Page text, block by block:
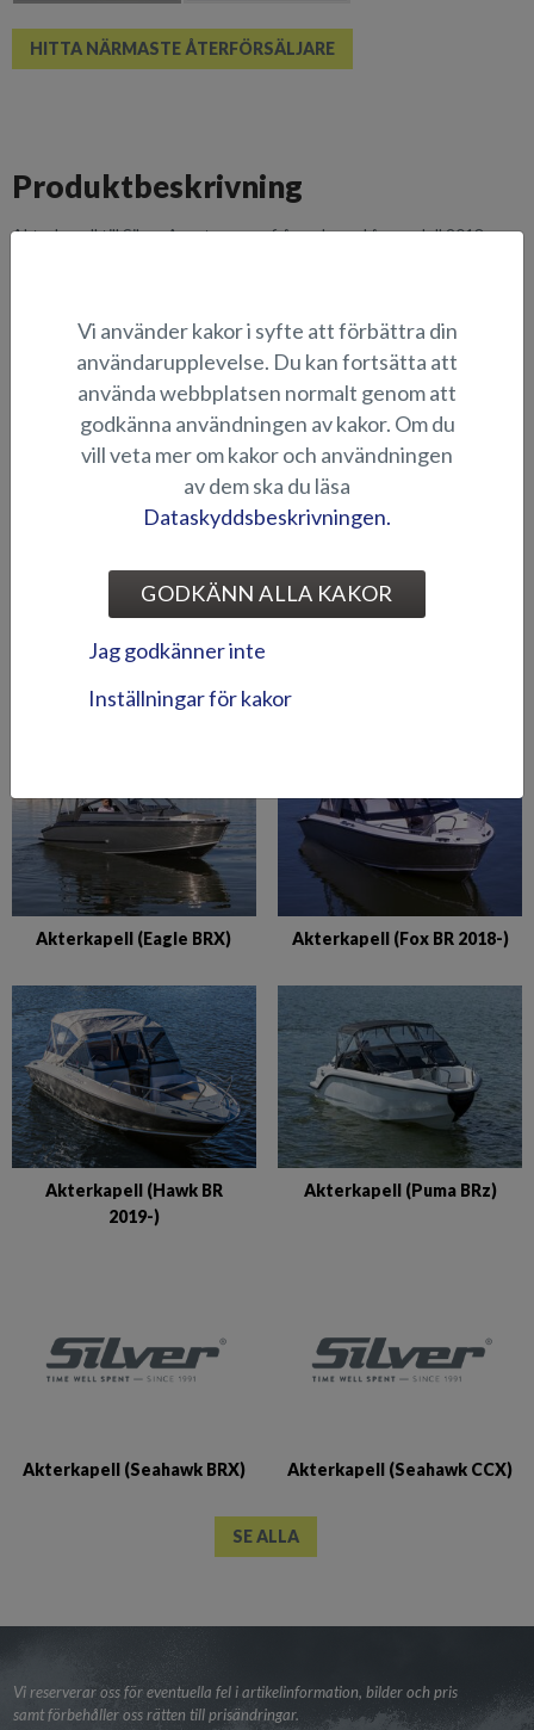
HITTA NÄRMASTE ÅTERFÖRSÄLJARE
Produktbeskrivning
Akterkapell till Silver Avant, passar från och med årsmodell 2018.
BILDGALLERI
KAPELL
Akterkapell (Eagle BRX) Akterkapell (Fox BR 2018-)
Akterkapell (Hawk BR
2019-)
Akterkapell (Puma BRz)
Akterkapell (Seahawk BRX) Akterkapell (Seahawk CCX)
SE ALLA
Vi reserverar oss för eventuella fel i artikelinformation, bilder och pris
samt förbehåller oss rätten till prisändringar.
Vi använder kakor i syfte att förbättra din
användarupplevelse. Du kan fortsätta att
använda webbplatsen normalt genom att
godkänna användningen av kakor. Om du
vill veta mer om kakor och användningen
av dem ska du läsa
Dataskyddsbeskrivningen.
GODKÄNN ALLA KAKOR
Jag godkänner inte
Inställningar för kakor